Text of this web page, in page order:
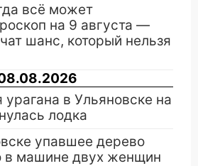
всё может
на 9 августа —
шанс, который нельзя
в Ульяновске на
лодка
упавшее дерево
в машине двух женщин